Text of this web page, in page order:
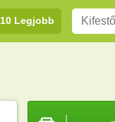
10 Legjobb